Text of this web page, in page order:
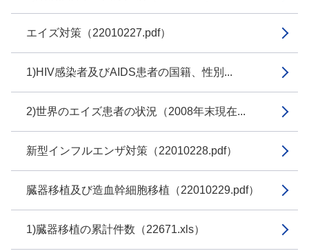
エイズ対策（22010227.pdf）
1)HIV感染者及びAIDS患者の国籍、性別...
2)世界のエイズ患者の状況（2008年末現在...
新型インフルエンザ対策（22010228.pdf）
臓器移植及び造血幹細胞移植（22010229.pdf）
1)臓器移植の累計件数（22671.xls）